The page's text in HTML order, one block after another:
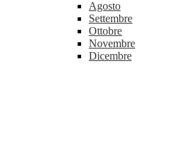
Agosto
Settembre
Ottobre
Novembre
Dicembre